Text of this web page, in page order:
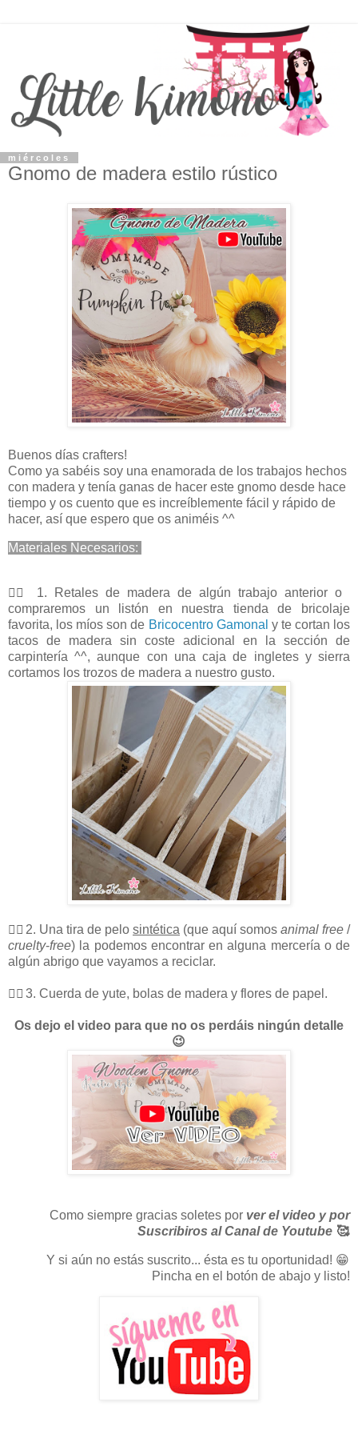
miércoles
Gnomo de madera estilo rústico
Buenos días crafters!
Como ya sabéis soy una enamorada de los trabajos hechos
con madera y tenía ganas de hacer este gnomo desde hace
tiempo y os cuento que es increíblemente fácil y rápido de
hacer, así que espero que os animéis ^^
Materiales Necesarios:
🧙‍♂️ 1. Retales de madera de algún trabajo anterior o
compraremos un listón en nuestra tienda de bricolaje
favorita, los míos son de Bricocentro Gamonal y te cortan los
tacos de madera sin coste adicional en la sección de
carpintería ^^, aunque con una caja de ingletes y sierra
cortamos los trozos de madera a nuestro gusto.
🧙‍♂️ 2. Una tira de pelo sintética (que aquí somos animal free /
cruelty-free) la podemos encontrar en alguna mercería o de
algún abrigo que vayamos a reciclar.
🧙‍♂️ 3. Cuerda de yute, bolas de madera y flores de papel.
Os dejo el video para que no os perdáis ningún detalle
😉
Como siempre gracias soletes por ver el video y por
Suscribiros al Canal de Youtube 🥰
Y si aún no estás suscrito... ésta es tu oportunidad! 😁
Pincha en el botón de abajo y listo!